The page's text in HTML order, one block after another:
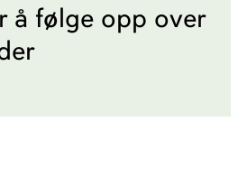
å følge opp over